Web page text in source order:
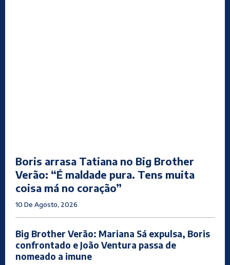
Boris arrasa Tatiana no Big Brother
Verão: “É maldade pura. Tens muita
coisa má no coração”
10 De Agosto, 2026
Big Brother Verão: Mariana Sá expulsa, Boris
confrontado e João Ventura passa de
nomeado a imune